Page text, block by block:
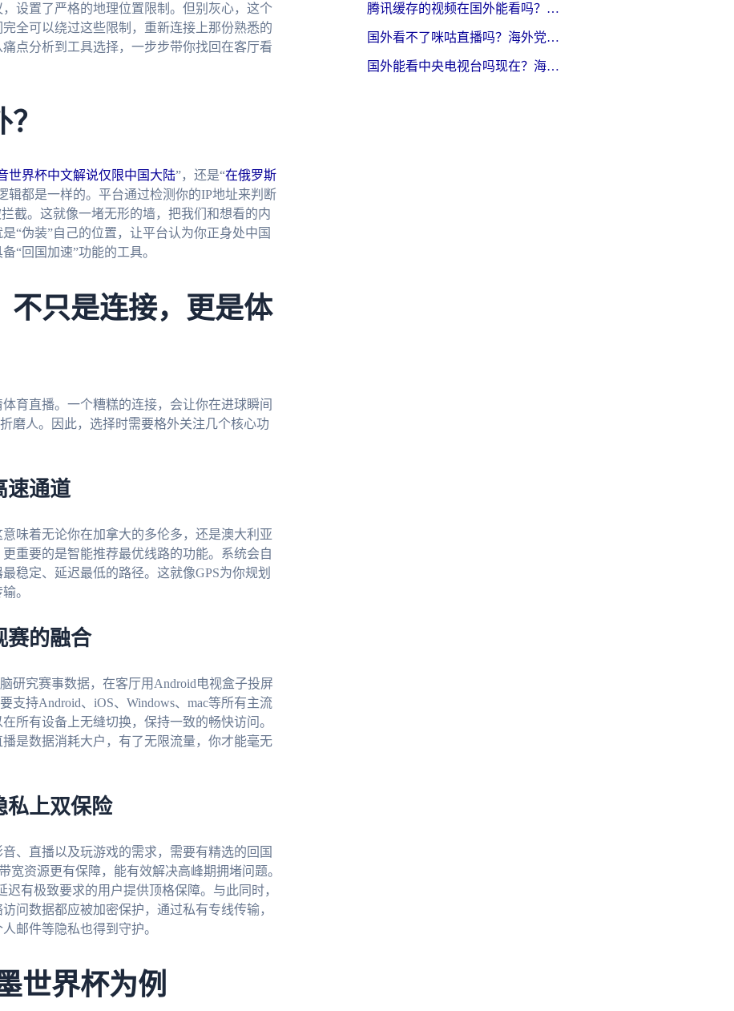
设置了严格的地理位置限制。但别灰心，这个
全可以绕过这些限制，重新连接上那份熟悉的
点分析到工具选择，一步步带你找回在客厅看
世界杯中文解说仅限中国大陆”，还是“在俄罗斯
辑都是一样的。平台通过检测你的IP地址来判断
截。这就像一堵无形的墙，把我们和想看的内
“伪装”自己的位置，让平台认为你正身处中国
“回国加速”功能的工具。
不只是连接，更是体
育直播。一个糟糕的连接，会让你在进球瞬间
磨人。因此，选择时需要格外关注几个核心功
速通道
味着无论你在加拿大的多伦多，还是澳大利亚
重要的是智能推荐最优线路的功能。系统会自
稳定、延迟最低的路径。这就像GPS为你规划
。
赛的融合
研究赛事数据，在客厅用Android电视盒子投屏
支持Android、iOS、Windows、mac等所有主流
所有设备上无缝切换，保持一致的畅快访问。
是数据消耗大户，有了无限流量，你才能毫无
私上双保险
、直播以及玩游戏的需求，需要有精选的回国
资源更有保障，能有效解决高峰期拥堵问题。
有极致要求的用户提供顶格保障。与此同时，
问数据都应被加密保护，通过私有专线传输，
邮件等隐私也得到守护。
世界杯为例
腾讯缓存的视频在国外能看吗？海外党追剧看片的终极解决方案
国外看不了咪咕直播吗？海外党追剧看片的加速器选择指南
国外能看中央电视台吗现在？海外党追剧看央视的实用指南